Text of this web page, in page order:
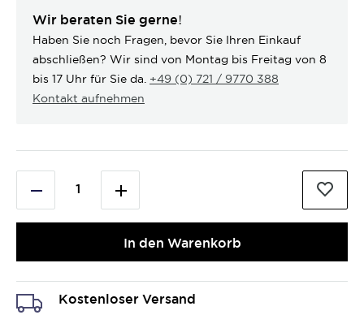
Wir beraten Sie gerne!
Haben Sie noch Fragen, bevor Sie Ihren Einkauf
abschließen? Wir sind von Montag bis Freitag von 8
bis 17 Uhr für Sie da. +49 (0) 721 / 9770 388
Kontakt aufnehmen
In den Warenkorb
Kostenloser Versand